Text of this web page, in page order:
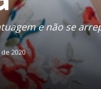
e não se
2020